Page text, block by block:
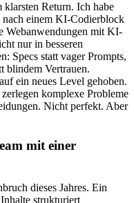
klarsten Return. Ich habe
einem KI-Codierblock
Webanwendungen mit KI-
nur in besseren
Specs statt vager Prompts,
blindem Vertrauen.
ein neues Level gehoben.
komplexe Probleme
Nicht perfekt. Aber
mit einer
dieses Jahres. Ein
strukturiert